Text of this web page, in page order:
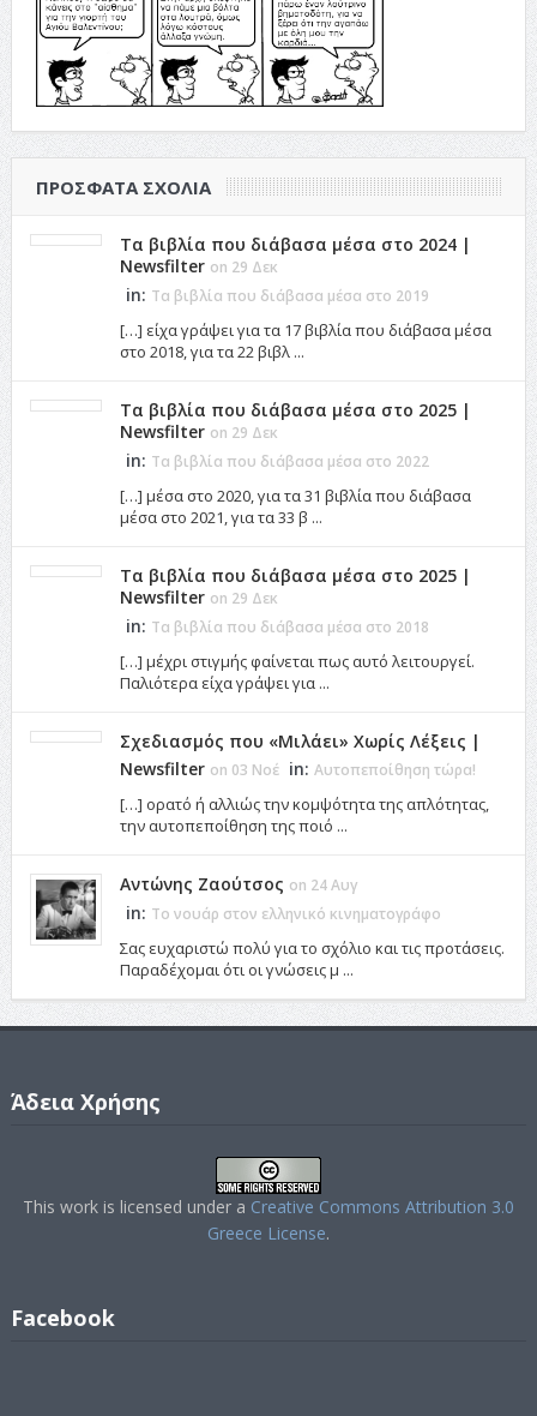
ΠΡΌΣΦΑΤΑ ΣΧΌΛΙΑ
Τα βιβλία που διάβασα μέσα στο 2024 |
Newsfilter on 29 Δεκ
in: Τα βιβλία που διάβασα μέσα στο 2019
[…] είχα γράψει για τα 17 βιβλία που διάβασα μέσα
στο 2018, για τα 22 βιβλ ...
Τα βιβλία που διάβασα μέσα στο 2025 |
Newsfilter on 29 Δεκ
in: Τα βιβλία που διάβασα μέσα στο 2022
[…] μέσα στο 2020, για τα 31 βιβλία που διάβασα
μέσα στο 2021, για τα 33 β ...
Τα βιβλία που διάβασα μέσα στο 2025 |
Newsfilter on 29 Δεκ
in: Τα βιβλία που διάβασα μέσα στο 2018
[…] μέχρι στιγμής φαίνεται πως αυτό λειτουργεί.
Παλιότερα είχα γράψει για ...
Σχεδιασμός που «Μιλάει» Χωρίς Λέξεις |
Newsfilter on 03 Νοέ in: Αυτοπεποίθηση τώρα!
[…] ορατό ή αλλιώς την κομψότητα της απλότητας,
την αυτοπεποίθηση της ποιό ...
Αντώνης Ζαούτσος on 24 Αυγ
in: Το νουάρ στον ελληνικό κινηματογράφο
Σας ευχαριστώ πολύ για το σχόλιο και τις προτάσεις.
Παραδέχομαι ότι οι γνώσεις μ ...
Άδεια Χρήσης
This work is licensed under a Creative Commons Attribution 3.0
Greece License.
Facebook